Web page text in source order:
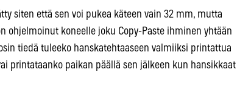
siten että sen voi pukea käteen vain 32 mm, mutta
ohjelmoinut koneelle joku Copy-Paste ihminen yhtään
tiedä tuleeko hanskatehtaaseen valmiiksi printattua
printataanko paikan päällä sen jälkeen kun hansikkaat